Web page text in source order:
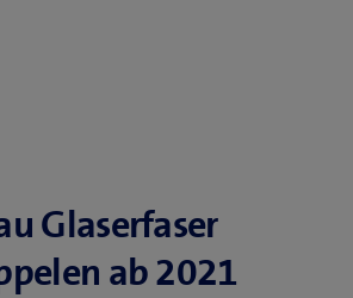
Glaserfaser
ab 2021